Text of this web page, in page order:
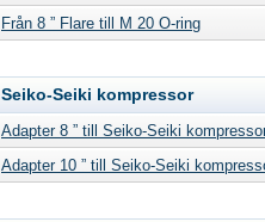
Från 8 ” Flare till M 20 O-ring
Seiko-Seiki kompressor
Adapter 8 ” till Seiko-Seiki
Adapter 10 ” till Seiko-Seiki